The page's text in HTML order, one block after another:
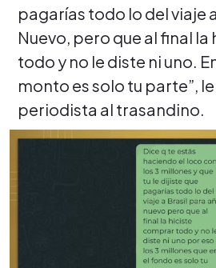
pagarías todo lo del viaje
Nuevo, pero que al final
todo y no le diste ni uno.
monto es solo tu parte”,
periodista al trasandino.